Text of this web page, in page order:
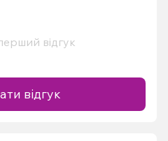
відгук
відгук